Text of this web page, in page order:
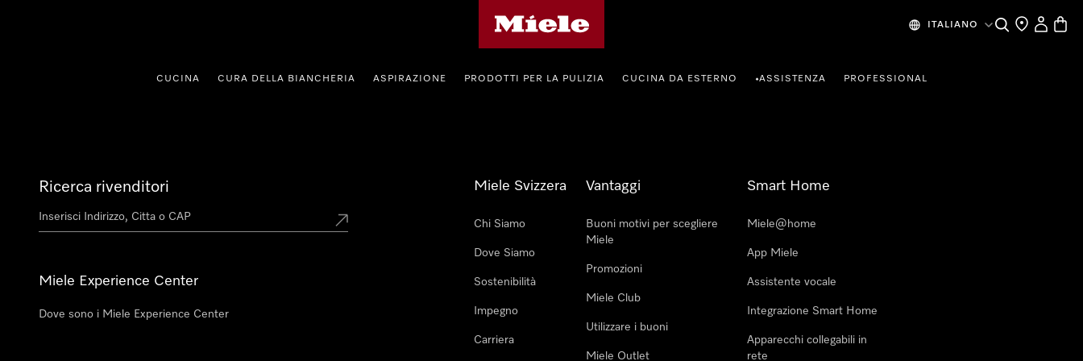
ITALIANO CercaRicerca
Il mio
CUCINA CURA DELLA BIANCHERIA ASPIRAZIONE PRODOTTI PER LA PULIZIA CUCINA DA ESTERNO •ASSISTENZA PROFESSIONAL
Ricerca rivenditori
Miele Experience Center
Dove sono i Miele Experience Center
Miele Svizzera
Chi Siamo
Dove Siamo
Sostenibilità
Impegno
Carriera
Vantaggi
Buoni motivi per scegliere
Miele
Promozioni
Miele Club
Utilizzare i buoni
Miele Outlet
Smart Home
Miele@home
App Miele
Assistente vocale
Integrazione Smart Home
Apparecchi collegabili in
rete